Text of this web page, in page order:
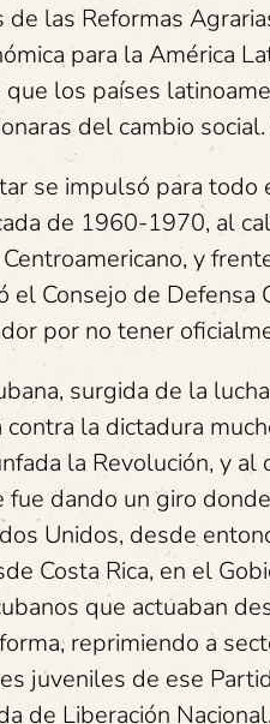
las Reformas
para la América
los países
del cambio
se impulsó para todo
de 1960-1970, al
y
el Consejo de Defensa
por no tener
surgida de la
la dictadura
la Revolución, y
fue dando un giro
Unidos, desde
Costa Rica, en el
que actuaban
reprimiendo a
juveniles de ese
de Liberación